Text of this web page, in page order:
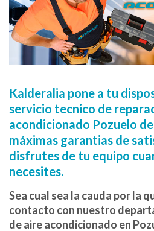
Kalderalia pone a tu
servicio tecnico de
acondicionado Pozuelo
máximas garantias de
disfrutes de tu equipo
necesites.
Sea cual sea la cauda por la
contacto con nuestro
de aire acondicionado en